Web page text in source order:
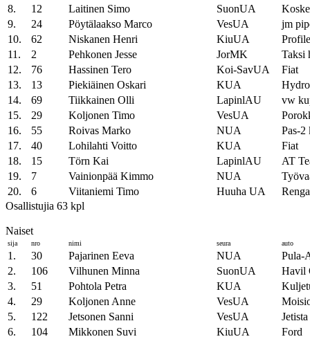
8.
12 Laitinen Simo SuonUA
9.
24 Pöytälaakso Marco VesUA
jm
10.
62 Niskanen Henri KiuUA
11.
2 Pehkonen Jesse JorMK
Taksi
12.
76 Hassinen Tero Koi-SavUA
Fiat
13.
13 Piekiäinen Oskari KUA
14.
69 Tiikkainen Olli LapinlAU
vw
15.
29 Koljonen Timo VesUA
16.
55 Roivas Marko NUA
Pas-2
17.
40 Lohilahti Voitto KUA
Fiat
18.
15 Törn Kai LapinlAU
AT
19.
7 Vainionpää Kimmo NUA
20.
6 Viitaniemi Timo Huuha UA
Osallistujia 63 kpl
Naiset
sija nro nimi seura auto
1. 30 Pajarinen Eeva NUA
Pula-
2.
106 Vilhunen Minna SuonUA
Havil
3.
51 Pohtola Petra KUA
4.
29 Koljonen Anne VesUA
5.
122 Jetsonen Sanni VesUA
6.
104 Mikkonen Suvi KiuUA
Ford